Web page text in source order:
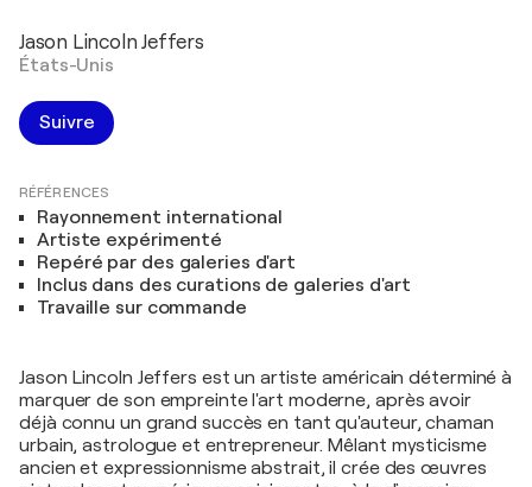
Jason Lincoln Jeffers
États-Unis
Suivre
RÉFÉRENCES
Rayonnement international
Artiste expérimenté
Repéré par des galeries d'art
Inclus dans des curations de galeries d'art
Travaille sur commande
Jason Lincoln Jeffers est un artiste américain déterminé à
marquer de son empreinte l'art moderne, après avoir
déjà connu un grand succès en tant qu'auteur, chaman
urbain, astrologue et entrepreneur. Mêlant mysticisme
ancien et expressionnisme abstrait, il crée des œuvres